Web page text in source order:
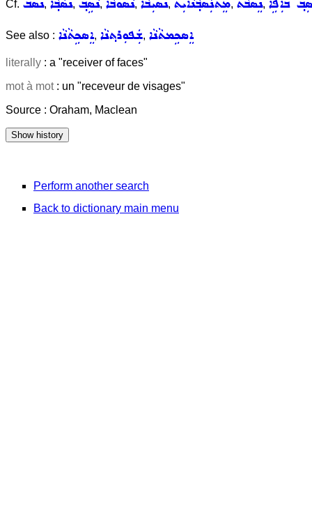
Cf. , , , , , , ,
See also : ܐܸܣܟܹܬܵܢܵܐ, ܫܲܦܘܼܪܬ݂ܢܵܐ, ܐܸܣܟܹܡܬܵܢܵܐ
literally : a "receiver of faces"
mot à mot: un "receveur de visages"
Source : Oraham, Maclean
Perform another search
Back to dictionary main menu